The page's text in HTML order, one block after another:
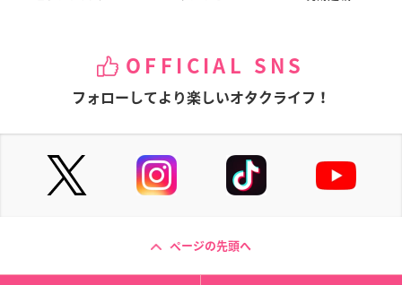
OFFICIAL SNS
フォローしてより楽しいオタクライフ！
ページの先頭へ